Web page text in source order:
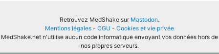
Retrouvez MedShake sur Mastodon.
Mentions légales - CGU - Cookies et vie privée
MedShake.net n'utilise aucun code informatique envoyant vos données hors de
nos propres serveurs.